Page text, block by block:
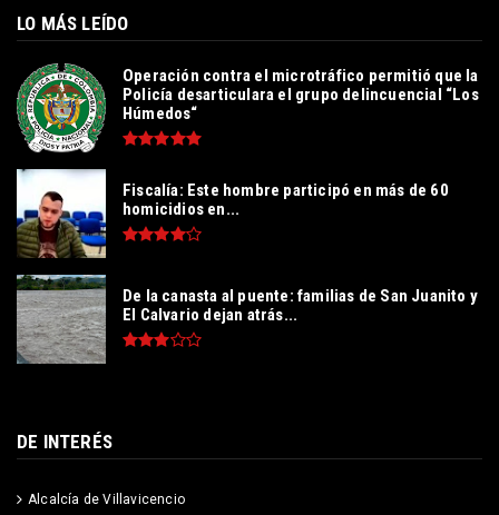
LO MÁS LEÍDO
Operación contra el microtráfico permitió que la
Policía desarticulara el grupo delincuencial “Los
Húmedos“
Fiscalía: Este hombre participó en más de 60
homicidios en...
De la canasta al puente: familias de San Juanito y
El Calvario dejan atrás...
DE INTERÉS
Alcalcía de Villavicencio